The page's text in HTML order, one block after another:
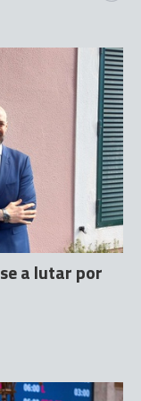
a lutar por